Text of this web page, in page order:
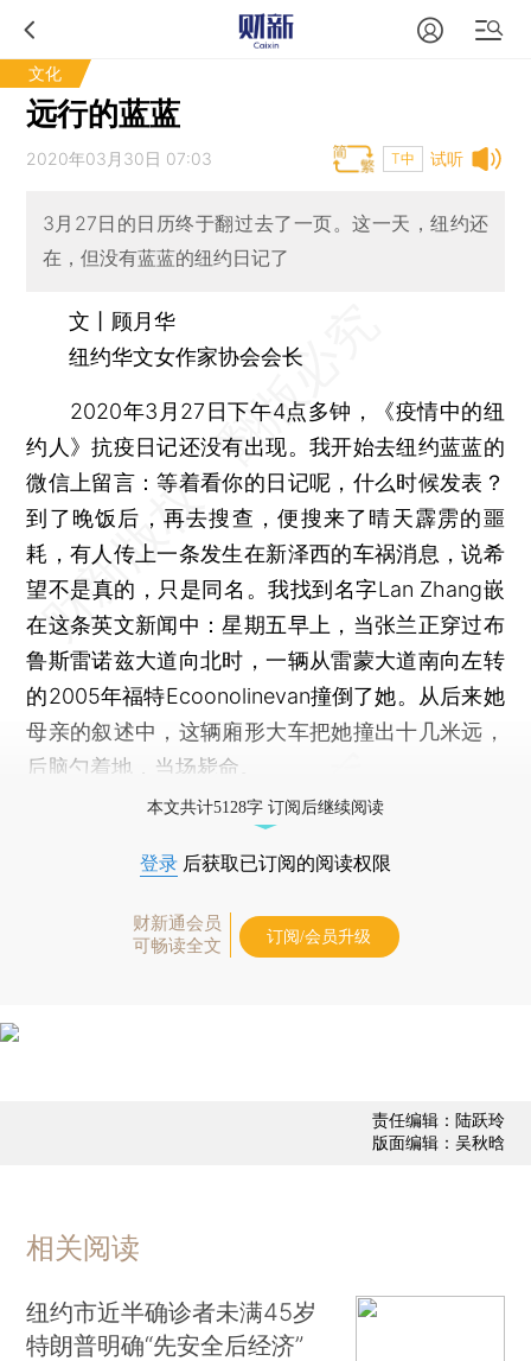
文化
远行的蓝蓝
试听
2020年03月30日 07:03 T中
3月27日的日历终于翻过去了一页。这一天，纽约还
在，但没有蓝蓝的纽约日记了
文丨顾月华
纽约华文女作家协会会长
2020年3月27日下午4点多钟，《疫情中的纽
约人》抗疫日记还没有出现。我开始去纽约蓝蓝的
微信上留言：等着看你的日记呢，什么时候发表？
到了晚饭后，再去搜查，便搜来了晴天霹雳的噩
耗，有人传上一条发生在新泽西的车祸消息，说希
望不是真的，只是同名。我找到名字Lan Zhang嵌
在这条英文新闻中：星期五早上，当张兰正穿过布
鲁斯雷诺兹大道向北时，一辆从雷蒙大道南向左转
的2005年福特Ecoonolinevan撞倒了她。从后来她
母亲的叙述中，这辆廂形大车把她撞出十几米远，
后脑勺着地，当场毙命。
本文共计5128字 订阅后继续阅读
登录 后获取已订阅的阅读权限
财新通会员
可畅读全文
订阅/会员升级
责任编辑：陆跃玲
版面编辑：吴秋晗
相关阅读
纽约市近半确诊者未满45岁
特朗普明确“先安全后经济”